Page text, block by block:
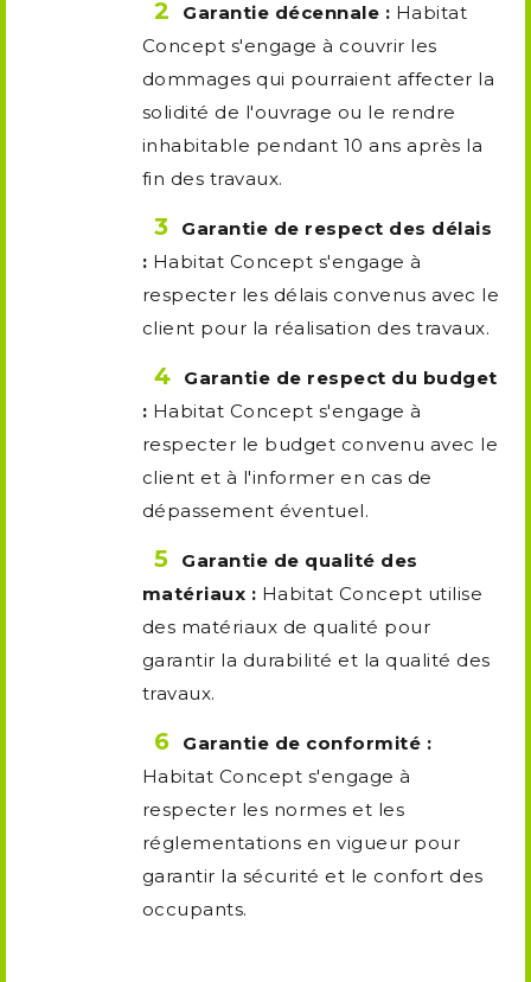
Garantie décennale : Habitat
Concept s'engage à couvrir les
dommages qui pourraient affecter la
solidité de l'ouvrage ou le rendre
inhabitable pendant 10 ans après la
fin des travaux.
Garantie de respect des délais
: Habitat Concept s'engage à
respecter les délais convenus avec le
client pour la réalisation des travaux.
Garantie de respect du budget
: Habitat Concept s'engage à
respecter le budget convenu avec le
client et à l'informer en cas de
dépassement éventuel.
Garantie de qualité des
matériaux : Habitat Concept utilise
des matériaux de qualité pour
garantir la durabilité et la qualité des
travaux.
Garantie de conformité :
Habitat Concept s'engage à
respecter les normes et les
réglementations en vigueur pour
garantir la sécurité et le confort des
occupants.